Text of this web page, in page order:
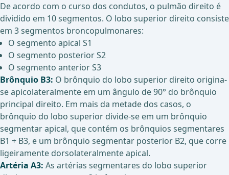
De acordo com o curso dos condutos, o pulmão direito é
dividido em 10 segmentos. O lobo superior direito consiste
em 3 segmentos broncopulmonares:
O segmento apical S1
O segmento posterior S2
O segmento anterior S3
Brônquio B3: O brônquio do lobo superior direito origina-
se apicolateralmente em um ângulo de 90° do brônquio
principal direito. Em mais da metade dos casos, o
brônquio do lobo superior divide-se em um brônquio
segmentar apical, que contém os brônquios segmentares
B1 + B3, e um brônquio segmentar posterior B2, que corre
ligeiramente dorsolateralmente apical.
Artéria A3: As artérias segmentares do lobo superior